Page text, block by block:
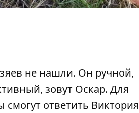
не нашли. Он ручной,
зовут Оскар. Для
ответить Виктория